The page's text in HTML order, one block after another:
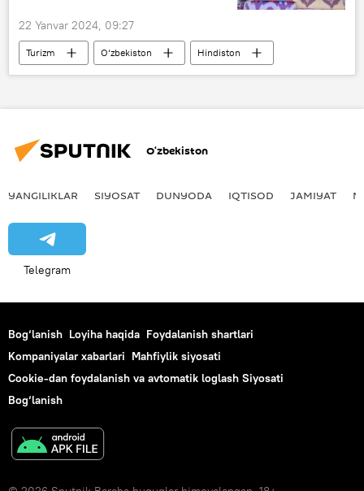
22 Yanvar 2024, 09:27
Turizm O‘zbekiston
Hindiston
hunarmandlar
ko‘rgazma
O‘zbekiston
YANGILIKLAR SIYOSAT DUNYODA IQTISOD JAMIYAT
Telegram
Bog‘lanish Loyiha haqida Foydalanish shartlari
Kompaniyalar xabarlari Mahfiylik siyosati
Cookie-dan foydalanish va avtomatik loglash Siyosati
Bog‘lanish